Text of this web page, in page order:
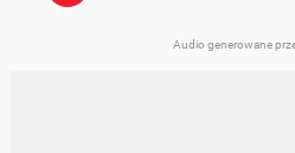
Audio generowane